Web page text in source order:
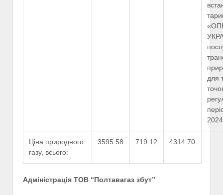
для
Ціна природного
газу, всього:
3595.58 719.12 4314.70
Адміністрація ТОВ “Полтавагаз збут”